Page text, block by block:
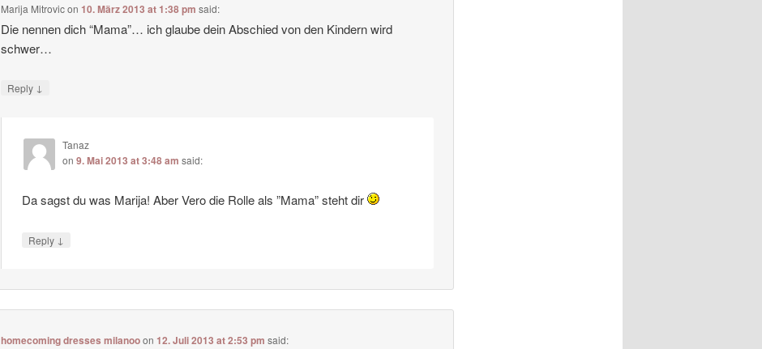
Marija Mitrovicon10. März 2013 at 1:38 pm said:
Die nennen dich “Mama”… ich glaube dein Abschied von den Kindern wird
schwer…
Reply ↓
Tanaz
on 9. Mai 2013 at 3:48 am said:
Da sagst du was Marija! Aber Vero die Rolle als ”Mama” steht dir
Reply ↓
homecoming dresses milanooon12. Juli 2013 at 2:53 pm said: